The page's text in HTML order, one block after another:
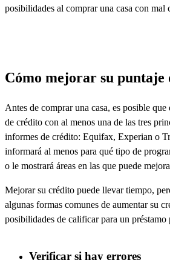
posibilidades al comprar una casa con mal
Cómo mejorar su puntaje
Antes de comprar una casa, es posible
de crédito con al menos una de las tres
informes de crédito: Equifax, Experian o
informará al menos para qué tipo de
o le mostrará áreas en las que puede
Mejorar su crédito puede llevar tiempo,
algunas formas comunes de aumentar su
posibilidades de calificar para un préstamo
Verificar si hay errores